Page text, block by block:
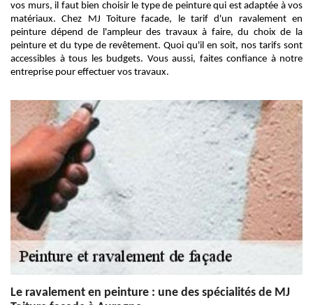
vos murs, il faut bien choisir le type de peinture qui est adaptée à vos
matériaux. Chez MJ Toiture facade, le tarif d'un ravalement en
peinture dépend de l'ampleur des travaux à faire, du choix de la
peinture et du type de revêtement. Quoi qu'il en soit, nos tarifs sont
accessibles à tous les budgets. Vous aussi, faites confiance à notre
entreprise pour effectuer vos travaux.
Le ravalement en peinture : une des spécialités de MJ